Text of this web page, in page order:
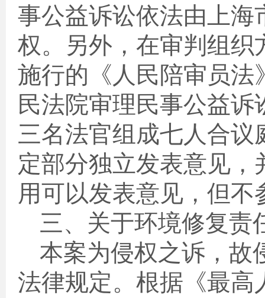
事公益诉讼依法由上海
权。另外，在审判组织
施行的《人民陪审员法
民法院审理民事公益
三名法官组成七人合
定部分独立发表意见
用可以发表意见，但不
三、关于环境修复责
本案为侵权之诉，故
法律规定。根据《最